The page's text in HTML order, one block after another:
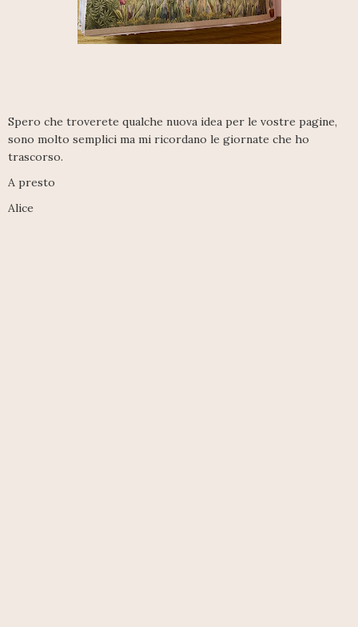
Spero che troverete qualche nuova idea per le vostre pagine,
sono molto semplici ma mi ricordano le giornate che ho
trascorso.
A presto
Alice